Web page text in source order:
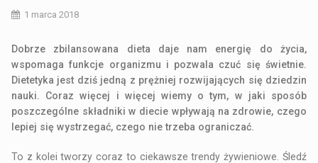
1 marca 2018
Dobrze zbilansowana dieta daje nam energię do życia,
wspomaga funkcje organizmu i pozwala czuć się świetnie.
Dietetyka jest dziś jedną z prężniej rozwijających się dziedzin
nauki. Coraz więcej i więcej wiemy o tym, w jaki sposób
poszczególne składniki w diecie wpływają na zdrowie, czego
lepiej się wystrzegać, czego nie trzeba ograniczać.
To z kolei tworzy coraz to ciekawsze trendy żywieniowe. Śledź